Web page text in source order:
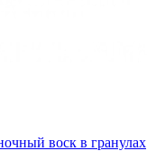
воск в гранулах